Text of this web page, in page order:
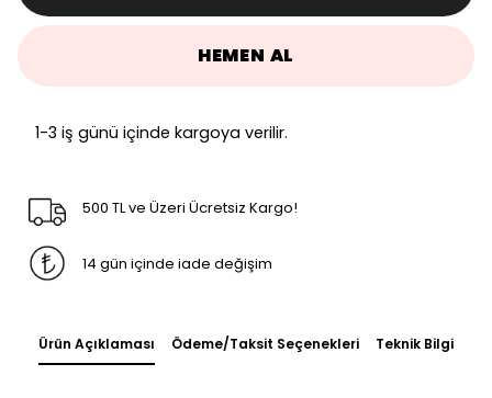
HEMEN AL
1-3 iş günü içinde kargoya verilir.
500 TL ve Üzeri Ücretsiz Kargo!
14 gün içinde iade değişim
Ürün Açıklaması Ödeme/Taksit Seçenekleri Teknik Bilgi